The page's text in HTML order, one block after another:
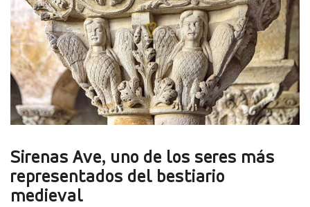
Sirenas Ave, uno de los seres más
representados del bestiario
medieval